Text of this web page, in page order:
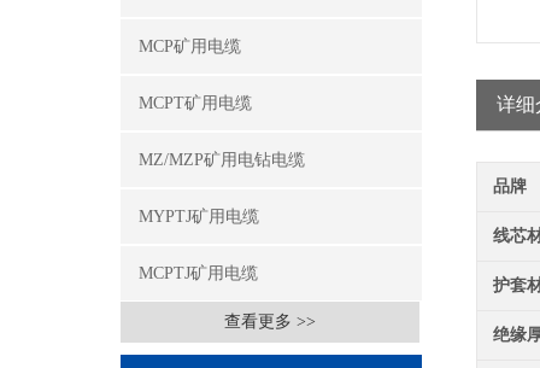
MCP矿用电缆
MCPT矿用电缆
MZ/MZP矿用电钻电缆
MYPTJ矿用电缆
MCPTJ矿用电缆
查看更多 >>
详细
品牌
线芯
护套
绝缘